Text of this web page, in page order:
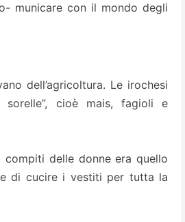
municare con il mondo degli
dell’agricoltura. Le irochesi
sorelle”, cioè mais, fagioli e
delle donne era quello
di cucire i vestiti per tutta la